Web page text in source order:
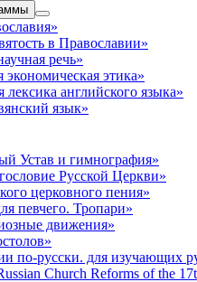
в Православии»
речь»
экономическая этика»
лексика английского языка»
язык»
Устав и гимнография»
Русской Церкви»
церковного пения»
певчего. Тропари»
движения»
по-русски. для изучающих
Church Reforms of the